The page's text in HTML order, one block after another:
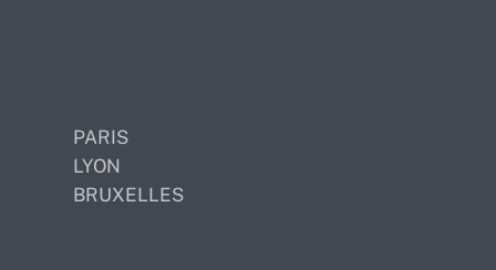
PARIS
LYON
BRUXELLES